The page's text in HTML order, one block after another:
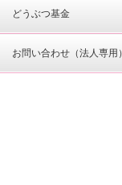
どうぶつ基金
お問い合わせ（法人専用）